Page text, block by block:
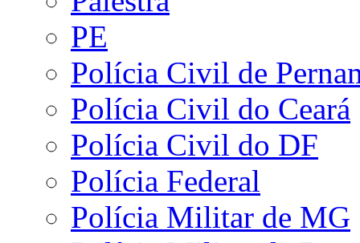
PE
Polícia Civil de
Polícia Civil do Ceará
Polícia Civil do DF
Polícia Federal
Polícia Militar de MG